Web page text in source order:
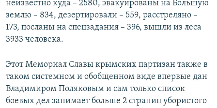
неизвестно куда – 2580, эвакуированы на Большую
землю – 834, дезертировали – 559, расстреляно –
173, посланы на спецзадания – 396, вышли из леса
3933 человека.
Этот Мемориал Славы крымских партизан также в
таком системном и обобщенном виде впервые дан
Владимиром Поляковым и сам только список
боевых дел занимает больше 2 страниц убористого